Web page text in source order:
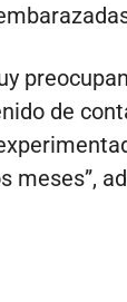
de
meses”,